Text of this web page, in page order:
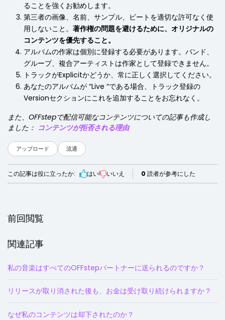
ることを強くお勧めします。
第三者の画像、名前、サンプル、ビートを適切な許可なく使
用しないこと。 著作権の問題を避けるために、オリジナルの
コンテンツを優先すること。
アルバムの作家は個別に登録する必要があります。バンド、
グループ、複合アーティストは作家として登録できません。
トラックがExplicitかどうか、常に正しく選択してください。
あなたのアルバムが “Live “である場合、トラック登録の
Versionセクションにこれを追加することをお忘れなく。
また、OFFstepで配信可能なコンテンツについての記事も作成し
ました： コンテンツが拒否される理由
アップロード 流通
この記事は役に立ったか: はい いいえ 0 読者が参考にした
前回閲覧
関連記事
私の音楽はすべてのOFFstepパートナーに送られるのですか？
リリースが取り消された後も、お金は受け取り続けられますか？
なぜ私のコンテンツは却下されたのか？